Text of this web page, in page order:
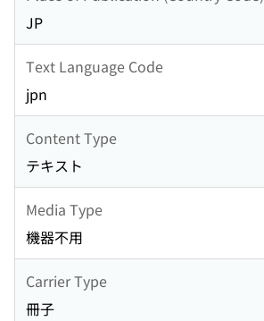
JP
Text Language Code
jpn
Content Type
テキスト
Media Type
機器不用
Carrier Type
冊子